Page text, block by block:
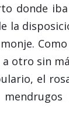
donde
la
otro sin
el